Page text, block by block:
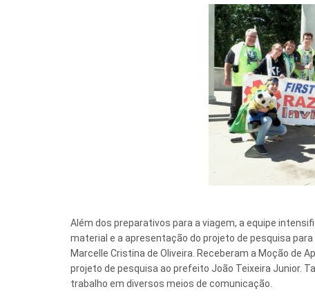
Além dos preparativos para a viagem, a equipe
material e a apresentação do projeto de pesquisa
Marcelle Cristina de Oliveira. Receberam a Moção de
projeto de pesquisa ao prefeito João Teixeira Junior.
trabalho em diversos meios de comunicação.